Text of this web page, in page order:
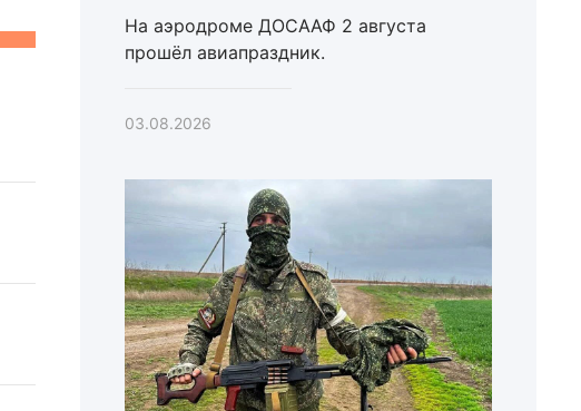
На аэродроме ДОСААФ 2 августа
прошёл авиапраздник.
03.08.2026